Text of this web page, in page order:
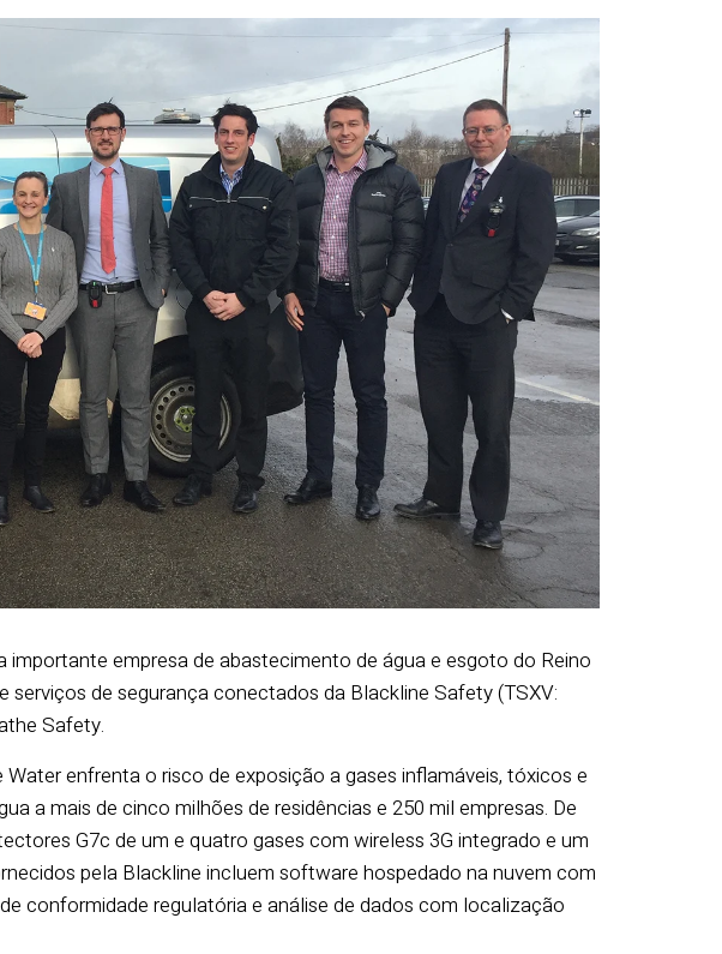
importante empresa de abastecimento de água e esgoto do Reino
de segurança conectados da Blackline Safety (TSXV:
Safety.
enfrenta o risco de exposição a gases inflamáveis, tóxicos e
a mais de cinco milhões de residências e 250 mil empresas. De
G7c de um e quatro gases com wireless 3G integrado e um
pela Blackline incluem software hospedado na nuvem com
conformidade regulatória e análise de dados com localização